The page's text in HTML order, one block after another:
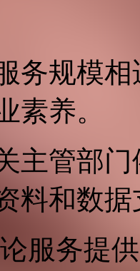
务规模
素养。
主管部
料和数
服务提